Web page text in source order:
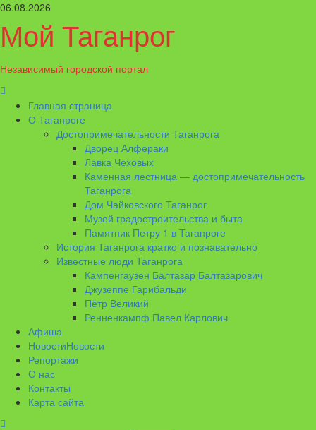
Перейти
содержимому
06.08.2026
Мой Таганрог
Независимый городской портал
менюГлавная страница
О Таганроге
Достопримечательности Таганрога
Дворец Алфераки
Лавка Чеховых
Каменная лестница — достопримечательность
Таганрога
Дом Чайковского Таганрог
Музей градостроительства и быта
Памятник Петру 1 в Таганроге
История Таганрога кратко и познавательно
Известные люди Таганрога
Кампенгаузен Балтазар Балтазарович
Джузеппе Гарибальди
Пётр Великий
Ренненкампф Павел Карлович
Афиша
НовостиНовости
Репортажи
О нас
Контакты
Карта сайта